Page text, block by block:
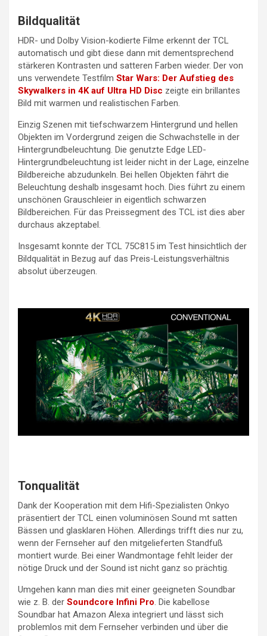
Bildqualität
HDR- und Dolby Vision-kodierte Filme erkennt der TCL
automatisch und gibt diese dann mit dementsprechend
stärkeren Kontrasten und satteren Farben wieder. Der von
uns verwendete Testfilm Star Wars: Der Aufstieg des
Skywalkers in 4K auf Ultra HD Disc zeigte ein brillantes
Bild mit warmen und realistischen Farben.
Einzig Szenen mit tiefschwarzem Hintergrund und hellen
Objekten im Vordergrund zeigen die Schwachstelle in der
Hintergrundbeleuchtung. Die genutzte Edge LED-
Hintergrundbeleuchtung ist leider nicht in der Lage, einzelne
Bildbereiche abzudunkeln. Bei hellen Objekten fährt die
Beleuchtung deshalb insgesamt hoch. Dies führt zu einem
unschönen Grauschleier in eigentlich schwarzen
Bildbereichen. Für das Preissegment des TCL ist dies aber
durchaus akzeptabel.
Insgesamt konnte der TCL 75C815 im Test hinsichtlich der
Bildqualität in Bezug auf das Preis-Leistungsverhältnis
absolut überzeugen.
Tonqualität
Dank der Kooperation mit dem Hifi-Spezialisten Onkyo
präsentiert der TCL einen voluminösen Sound mt satten
Bässen und glasklaren Höhen. Allerdings trifft dies nur zu,
wenn der Fernseher auf den mitgelieferten Standfuß
montiert wurde. Bei einer Wandmontage fehlt leider der
nötige Druck und der Sound ist nicht ganz so prächtig.
Umgehen kann man dies mit einer geeigneten Soundbar
wie z. B. der Soundcore Infini Pro. Die kabellose
Soundbar hat Amazon Alexa integriert und lässt sich
problemlos mit dem Fernseher verbinden und über die